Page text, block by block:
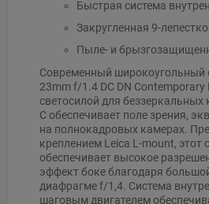
Быстрая система
Закругленная 9-
Пыле- и
Современный широкоугольный
23mm f/1.4 DC DN Contemporary
светосилой для
C обеспечивает поле зрения,
на полнокадровых камерах.
креплением Leica L-mount, этот
обеспечивает высокое
эффект боке благодаря
диафрагме f/1,4. Система
шаговым двигателем